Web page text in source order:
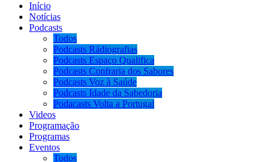
Início
Notícias
Podcasts
Todos
Podcasts Rádiografias
Podcasts Espaço Qualifica
Podcasts Confraria dos Sabores
Podcasts Voz à Saúde
Podcasts Idade da Sabedoria
Podacasts Volta a Portugal
Videos
Programação
Programas
Eventos
Todos